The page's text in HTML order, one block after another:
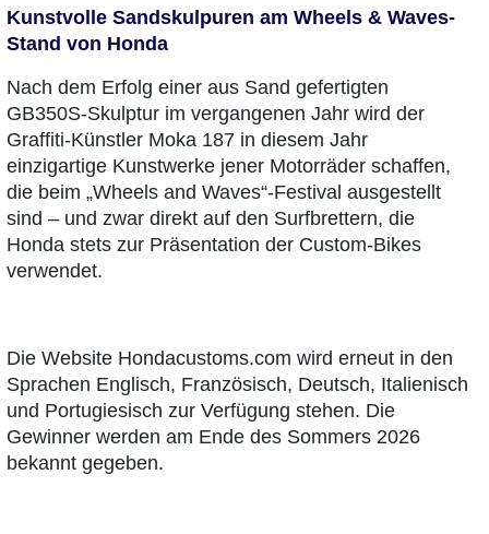
Kunstvolle Sandskulpuren am Wheels & Waves-
Stand von Honda
Nach dem Erfolg einer aus Sand gefertigten
GB350S-Skulptur im vergangenen Jahr wird der
Graffiti-Künstler Moka 187 in diesem Jahr
einzigartige Kunstwerke jener Motorräder schaffen,
die beim „Wheels and Waves“-Festival ausgestellt
sind – und zwar direkt auf den Surfbrettern, die
Honda stets zur Präsentation der Custom-Bikes
verwendet.
Die Website Hondacustoms.com wird erneut in den
Sprachen Englisch, Französisch, Deutsch, Italienisch
und Portugiesisch zur Verfügung stehen. Die
Gewinner werden am Ende des Sommers 2026
bekannt gegeben.